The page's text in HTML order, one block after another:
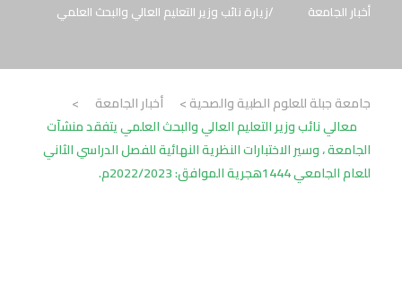
أخبار الجامعة زيارة نائب وزير التعليم العالي والبحث العلمي
جامعة جبلة للعلوم الطبية والصحية> أخبار الجامعة
>
معالي نائب وزير التعليم العالي والبحث العلمي يتفقد منشآت
الجامعة ، وسير الاختبارات النظرية النهائية للفصل الدراسي الثاني
للعام الجامعي 1444هجرية الموافق: 2022/2023م.